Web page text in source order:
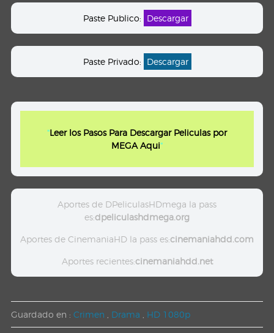
Paste Publico: Descargar
Paste Privado: Descargar
"Leer los Pasos Para Descargar Peliculas por
MEGA Aqui"
Aportes de DPeliculasHDmega la pass
es:dpeliculashdmega.org
Aportes de CinemaniaHD la pass es:cinemaniahdd.com
Aportes recientes:cinemaniahdd.net
Guardado en : Crimen Drama HD 1080p